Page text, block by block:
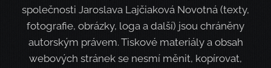
společnosti Jaroslava Lajčiaková Novotná (texty,
fotografie, obrázky, loga a další) jsou chráněny
autorským právem. Tiskové materiály a obsah
webových stránek se nesmí měnit, kopírovat,